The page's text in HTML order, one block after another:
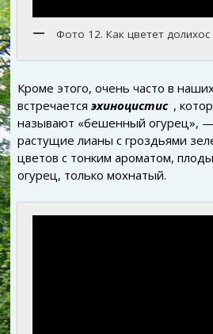
Фото 12. Как цветет долихос
Кроме этого, очень часто в
встречается эхиноцистис ,
называют «бешенный огурец»,
растущие лианы с гроздьями
цветов с тонким ароматом,
огурец, только мохнатый.